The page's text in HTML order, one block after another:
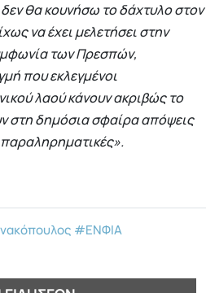
θα κουνήσω το δάχτυλο στον
να έχει μελετήσει στην
των Πρεσπών,
που εκλεγμένοι
λαού κάνουν ακριβώς το
στη δημόσια σφαίρα απόψεις
#ΕΝΦΙΑ